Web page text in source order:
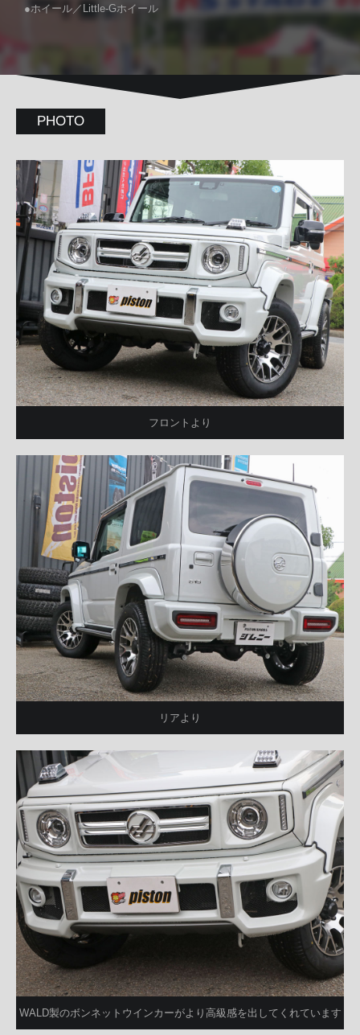
●ホイール／Little-Gホイール
PHOTO
フロントより
リアより
WALD製のボンネットウインカーがより高級感を出してくれています